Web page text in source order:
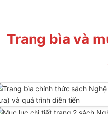
Trang bìa và